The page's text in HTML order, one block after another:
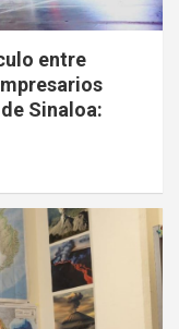
entre
Sinaloa: